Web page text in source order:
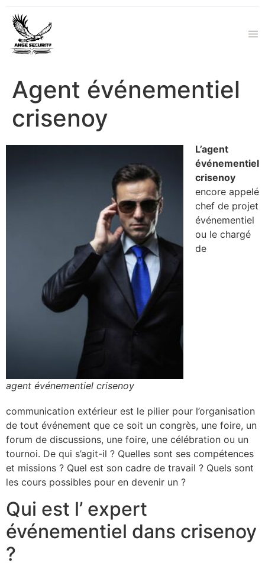
Agent événementiel
crisenoy
agent événementiel crisenoy
L’agent
événementiel
crisenoy
encore appelé
chef de projet
événementiel
ou le chargé
de
communication extérieur est le pilier pour l’organisation
de tout événement que ce soit un congrès, une foire, un
forum de discussions, une foire, une célébration ou un
tournoi. De qui s’agit-il ? Quelles sont ses compétences
et missions ? Quel est son cadre de travail ? Quels sont
les cours possibles pour en devenir un ?
Qui est l’ expert
événementiel dans crisenoy
?